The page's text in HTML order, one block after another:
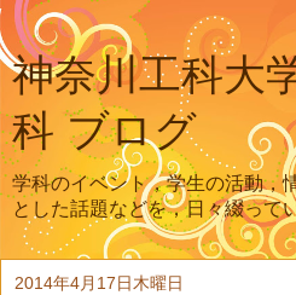
神奈川工科大
科 ブログ
学科のイベント，学生の活動，
とした話題などを，日々綴って
2014年4月17日木曜日